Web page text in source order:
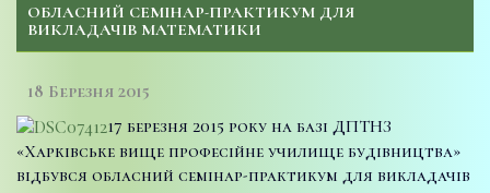
ОБЛАСНИЙ СЕМІНАР-ПРАКТИКУМ ДЛЯ
ВИКЛАДАЧІВ МАТЕМАТИКИ
18 Березня 2015
17 березня 2015 року на базі ДПТНЗ
«Харківське вище професійне училище будівництва»
відбувся обласний семінар-практикум для викладачів